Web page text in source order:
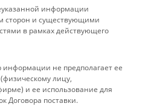
2
информации
сторон и существующими
в рамках действующего
не предполагает ее
лицу,
и ее использование для
Договора поставки.